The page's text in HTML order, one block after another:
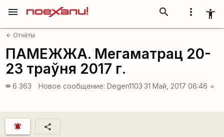
more_vert accessibility_new
search
menu
arrow_back Отчёты
ПАМЕЖЖА. Мегаматрац 20-
23 траўня 2017 г.
visibility 6 363 Новое сообщение: Degen1103 31 Май, 2017 06:46 arrow_downward
notifications_active share